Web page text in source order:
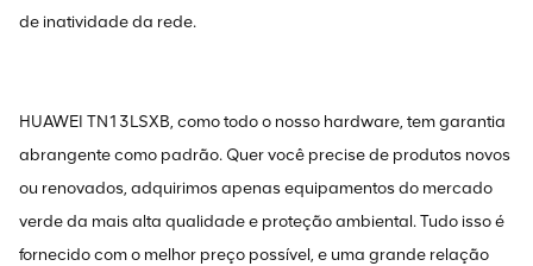
de inatividade da rede.
HUAWEI TN13LSXB, como todo o nosso hardware, tem garantia
abrangente como padrão. Quer você precise de produtos novos
ou renovados, adquirimos apenas equipamentos do mercado
verde da mais alta qualidade e proteção ambiental. Tudo isso é
fornecido com o melhor preço possível, e uma grande relação